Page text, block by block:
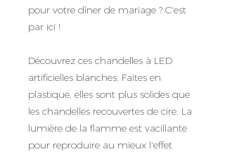
pour votre dîner de mariage ? C'est
par ici !
Découvrez ces chandelles à LED
artificielles blanches. Faites en
plastique, elles sont plus solides que
les chandelles recouvertes de cire. La
lumière de la flamme est vacillante
pour reproduire au mieux l'effet